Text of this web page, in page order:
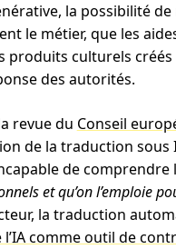
la possibilité
le métier, que les
culturels créés
des autorités.
revue du Conseil
de la traduction sous
de comprendre
et qu’on l’emploie
la traduction
l’IA comme outil de